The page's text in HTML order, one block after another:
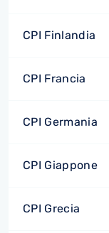
CPI Finlandia
CPI Francia
CPI Germania
CPI Giappone
CPI Grecia